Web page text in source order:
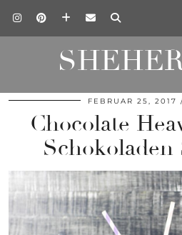
FEBRUAR 25, 2017
Chocolate
Schokoladen